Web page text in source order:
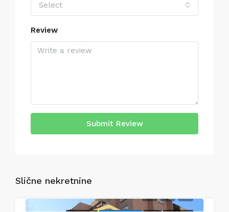
Select
Review
Submit Review
Slične nekretnine